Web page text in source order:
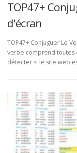
TOP47+
d'écran
TOP47+ Conjuguer Le
verbe comprend toutes
détecter si le site web